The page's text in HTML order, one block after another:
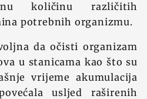
količinu različitih
potrebnih organizmu.
da očisti organizam
u stanicama kao što su
vrijeme akumulacija
usljed raširenih